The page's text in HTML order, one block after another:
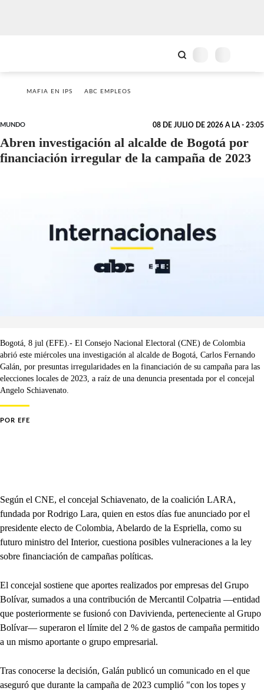
MAFIA EN IPS ABC EMPLEOS
MUNDO 08 DE JULIO DE 2026 A LA - 23:05
Abren investigación al alcalde de Bogotá por
financiación irregular de la campaña de 2023
Bogotá, 8 jul (EFE).- El Consejo Nacional Electoral (CNE) de Colombia
abrió este miércoles una investigación al alcalde de Bogotá, Carlos Fernando
Galán, por presuntas irregularidades en la financiación de su campaña para las
elecciones locales de 2023, a raíz de una denuncia presentada por el concejal
Angelo Schiavenato.
POR EFE
Según el CNE, el concejal Schiavenato, de la coalición LARA,
fundada por Rodrigo Lara, quien en estos días fue anunciado por el
presidente electo de Colombia, Abelardo de la Espriella, como su
futuro ministro del Interior, cuestiona posibles vulneraciones a la ley
sobre financiación de campañas políticas.
El concejal sostiene que aportes realizados por empresas del Grupo
Bolívar, sumados a una contribución de Mercantil Colpatria —entidad
que posteriormente se fusionó con Davivienda, perteneciente al Grupo
Bolívar— superaron el límite del 2 % de gastos de campaña permitido
a un mismo aportante o grupo empresarial.
Tras conocerse la decisión, Galán publicó un comunicado en el que
aseguró que durante la campaña de 2023 cumplió "con los topes y